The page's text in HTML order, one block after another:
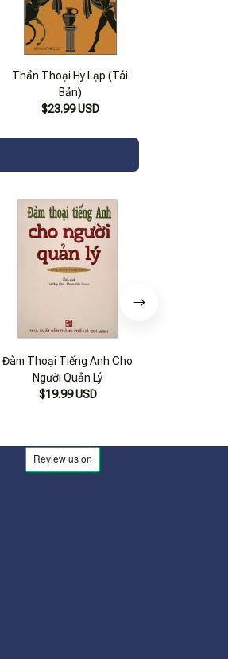
Thần Thoại Hy Lạp (Tái
Bản)
$23.99 USD
Đàm Thoại Tiếng Anh Cho
Người Quản Lý
$19.99 USD